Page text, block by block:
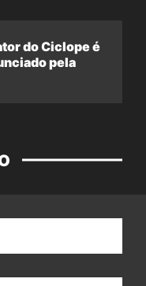
do Ciclope é
pela